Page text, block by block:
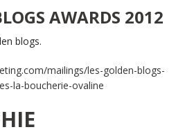
AWARDS 2012
blogs.
mailings/les-golden-blogs-
la-boucherie-ovaline